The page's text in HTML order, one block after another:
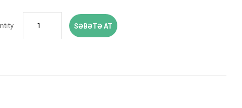
SƏBƏTƏ AT